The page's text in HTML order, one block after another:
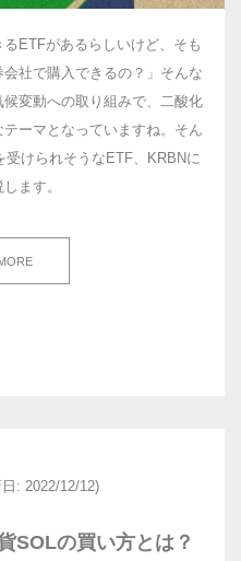
るETFがあるらしいけど、そも
社で購入できるの？」そんな
変動への取り組みで、二酸化
ーマとなっていますね。そん
けられそうなETF、KRBNに
ます。
: 2022/12/12)
SOLの買い方とは？